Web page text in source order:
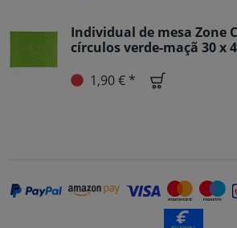
Individual de mesa Zone
círculos verde-maçã 30 x
1,90 € *